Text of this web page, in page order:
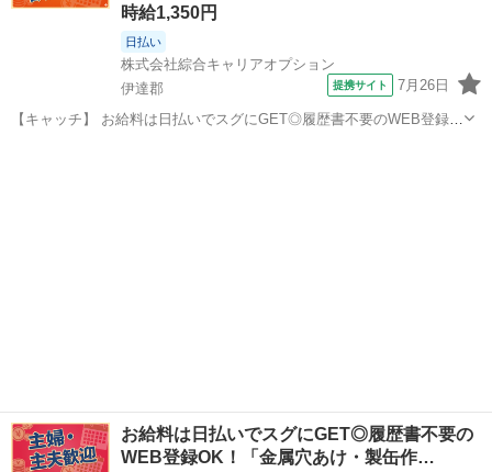
時給1,350円
日払い
株式会社綜合キャリアオプション
伊達郡
提携サイト 7月26日
【キャッチ】 お給料は日払いでスグにGET◎履歴書不要のWEB登録
お給料は日払いでスグにGET◎履歴書不要の
WEB登録OK！「金属穴あけ・製缶作…